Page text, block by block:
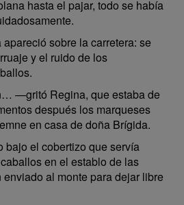
hasta el pajar, todo se había
sobre la carretera: se
y el ruido de los
—gritó Regina, que estaba de
después los marqueses
en casa de doña Brígida.
bajo el cobertizo que servía
en el establo de las
al monte para dejar libre